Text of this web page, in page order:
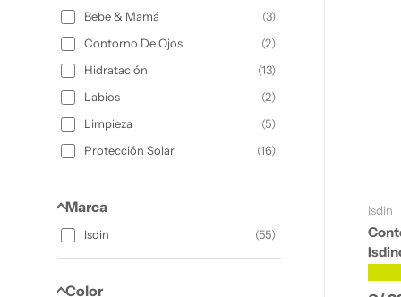
Bebe & Mamá (3)
Contorno De Ojos
(2)
Hidratación
(13)
Labios
(2)
Limpieza
(5)
Protección Solar
(16)
Marca
Isdin (55)
Color
Isdin